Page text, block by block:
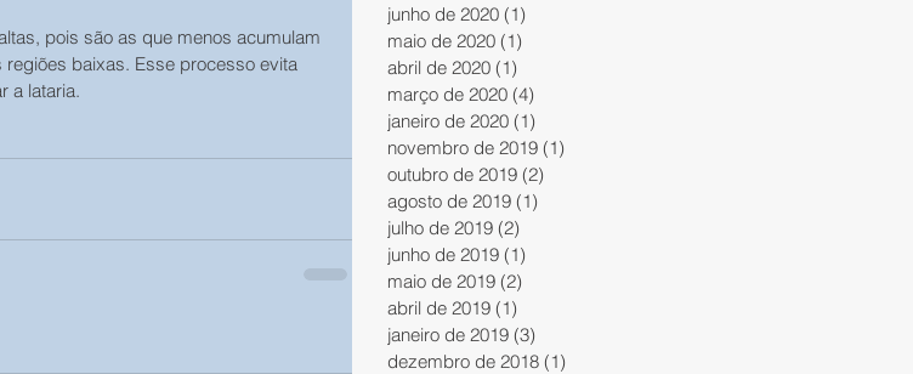
pois são as que menos acumulam
baixas. Esse processo evita
a lataria.
junho de 2020 (1)
maio de 2020 (1)
abril de 2020 (1)
março de 2020 (4)
janeiro de 2020 (1)
novembro de 2019 (1)
outubro de 2019 (2)
agosto de 2019 (1)
julho de 2019 (2)
junho de 2019 (1)
maio de 2019 (2)
abril de 2019 (1)
janeiro de 2019 (3)
dezembro de 2018 (1)